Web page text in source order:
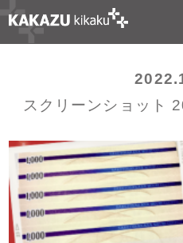
スクリーンショット